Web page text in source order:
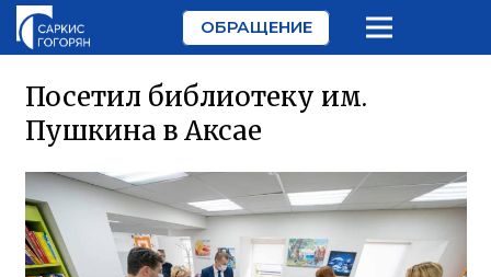
ОБРАЩЕНИЕ
Посетил библиотеку им.
Пушкина в Аксае